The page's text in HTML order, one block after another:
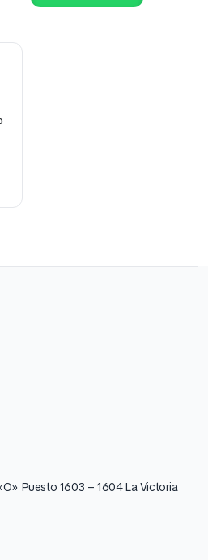
Puesto 1603 – 1604 La Victoria